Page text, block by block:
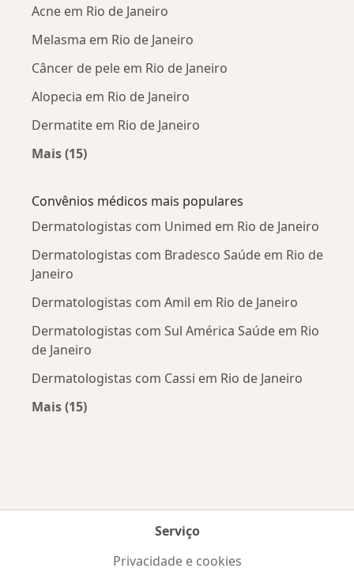
Acne em Rio de Janeiro
Melasma em Rio de Janeiro
Câncer de pele em Rio de Janeiro
Alopecia em Rio de Janeiro
Dermatite em Rio de Janeiro
Mais (15)
Convênios médicos mais populares
Dermatologistas com Unimed em Rio de Janeiro
Dermatologistas com Bradesco Saúde em Rio de
Janeiro
Dermatologistas com Amil em Rio de Janeiro
Dermatologistas com Sul América Saúde em Rio
de Janeiro
Dermatologistas com Cassi em Rio de Janeiro
Mais (15)
Serviço
Privacidade e cookies